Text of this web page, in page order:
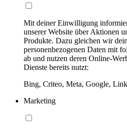
Mit deiner Einwilligung
unserer Website über Aktionen
Produkte. Dazu gleichen wir
personenbezogenen Daten mit
ab und nutzen deren Online-
Dienste bereits nutzt:
Bing, Criteo, Meta, Google,
Marketing